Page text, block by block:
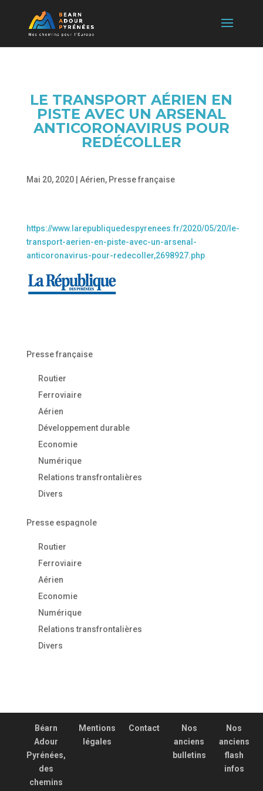
LE TRANSPORT AÉRIEN EN
PISTE AVEC UN ARSENAL
ANTICORONAVIRUS POUR
REDÉCOLLER
Mai 20, 2020| Aérien, Presse française
https://www.larepubliquedespyrenees.fr/2020/05/20/le-
transport-aerien-en-piste-avec-un-arsenal-
anticoronavirus-pour-redecoller,2698927.php
Presse française
Routier
Ferroviaire
Aérien
Développement durable
Economie
Numérique
Relations transfrontalières
Divers
Presse espagnole
Routier
Ferroviaire
Aérien
Economie
Numérique
Relations transfrontalières
Divers
Béarn
Adour
Pyrénées,
des
chemins
Mentions
légales
Contact
Nos
anciens
bulletins
Nos
anciens
flash
infos